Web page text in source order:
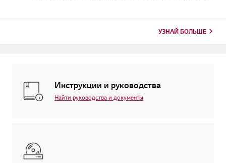
УЗНАЙ БОЛЬШЕ
Инструкции и руководства
Найти руководства и документы